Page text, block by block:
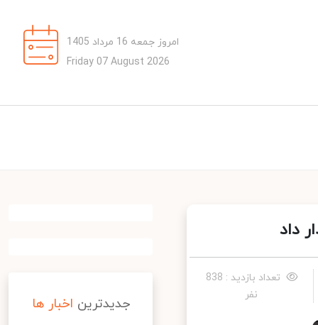
امروز جمعه 16 مرداد 1405
Friday 07 August 2026
داد
تعداد بازدید : 838
نفر
جدیدترین اخبار ها